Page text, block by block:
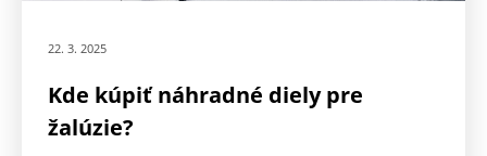
22. 3. 2025
Kde kúpiť náhradné diely pre
žalúzie?